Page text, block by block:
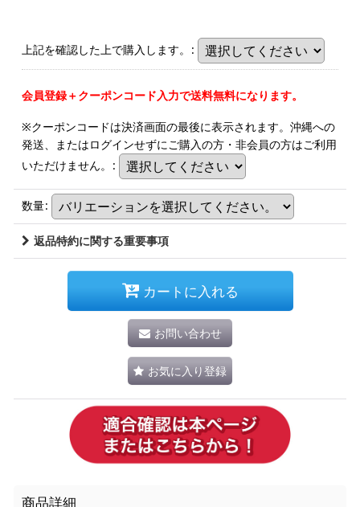
上記を確認した上で購入します。 :
会員登録＋クーポンコード入力で送料無料になります。
※クーポンコードは決済画面の最後に表示されます。沖縄への
発送、またはログインせずにご購入の方・非会員の方はご利用
いただけません。 :
数量:
返品特約に関する重要事項
カートに入れる
お問い合わせ
お気に入り登録
商品詳細